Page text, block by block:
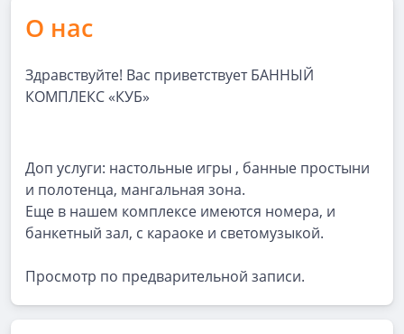
О нас
Здравствуйте! Вас приветствует БАННЫЙ
КОМПЛЕКС «КУБ»
Доп услуги: настольные игры , банные простыни
и полотенца, мангальная зона.
Еще в нашем комплексе имеются номера, и
банкетный зал, с караоке и светомузыкой.
Просмотр по предварительной записи.